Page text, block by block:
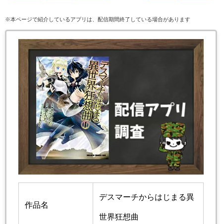
※本ページで紹介しているアプリは、配信期間終了している場合があります
作品名
デスマーチからはじまる異
世界狂想曲